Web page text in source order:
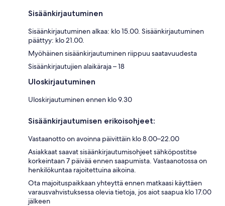
Sisäänkirjautuminen
Sisäänkirjautuminen alkaa: klo 15.00. Sisäänkirjautuminen
päättyy: klo 21.00.
Myöhäinen sisäänkirjautuminen riippuu saatavuudesta
Sisäänkirjautujien alaikäraja – 18
Uloskirjautuminen
Uloskirjautuminen ennen klo 9.30
Sisäänkirjautumisen erikoisohjeet:
Vastaanotto on avoinna päivittäin klo 8.00–22.00
Asiakkaat saavat sisäänkirjautumisohjeet sähköpostitse
korkeintaan 7 päivää ennen saapumista. Vastaanotossa on
henkilökuntaa rajoitettuina aikoina.
Ota majoituspaikkaan yhteyttä ennen matkaasi käyttäen
varausvahvistuksessa olevia tietoja, jos aiot saapua klo 17.00
jälkeen